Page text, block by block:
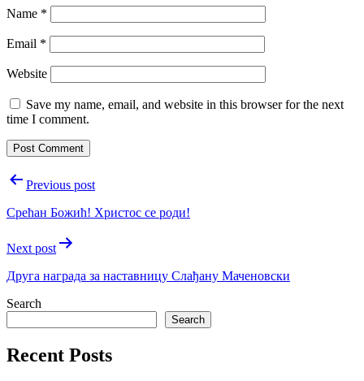
Name *
Email *
Website
Save my name, email, and website in this browser for the next
time I comment.
PostPrevious post
Срећан Божић! Христос се роди!
Next post
Друга награда за наставницу Слађану Маченовски
Search
Search
Recent Posts